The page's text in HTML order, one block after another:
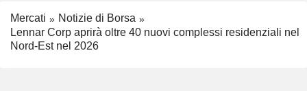
Mercati
Notizie di Borsa
Lennar Corp aprirà oltre 40 nuovi complessi residenziali nel
Nord-Est nel 2026